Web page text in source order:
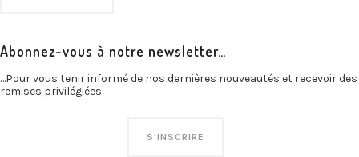
Abonnez-vous à notre newsletter…
…Pour vous tenir informé de nos dernières nouveautés et recevoir des
remises privilégiées.